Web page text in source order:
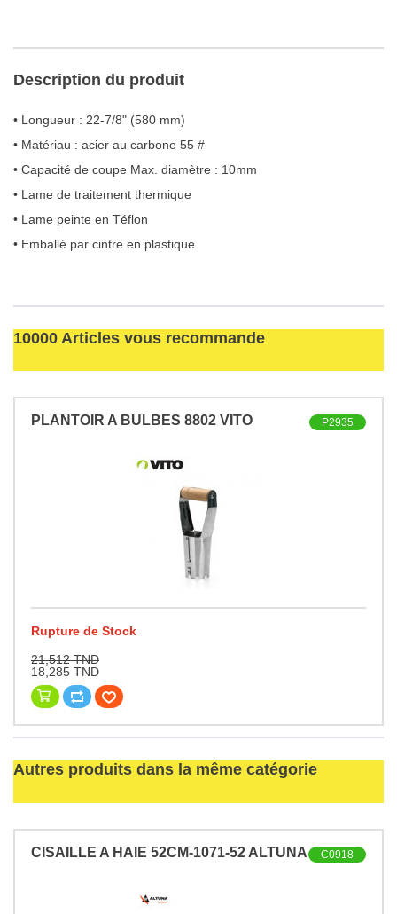
Description du produit
• Longueur : 22-7/8" (580 mm)
• Matériau : acier au carbone 55 #
• Capacité de coupe Max. diamètre : 10mm
• Lame de traitement thermique
• Lame peinte en Téflon
• Emballé par cintre en plastique
10000 Articles vous recommande
PLANTOIR A BULBES 8802 VITO P2935
Rupture de Stock
21,512 TND
18,285 TND
Autres produits dans la même catégorie
CISAILLE A HAIE 52CM-1071-52 ALTUNA C0918